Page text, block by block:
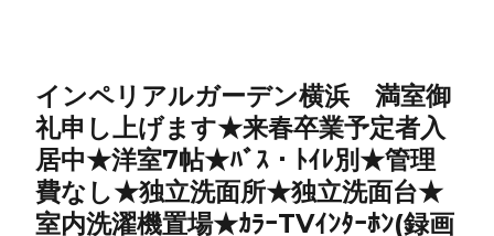
インペリアルガーデン横浜 満室御
礼申し上げます★来春卒業予定者入
居中★洋室7帖★ﾊﾞｽ・ﾄｲﾚ別★管理
費なし★独立洗面所★独立洗面台★
室内洗濯機置場★ｶﾗｰTVｲﾝﾀｰﾎﾝ(録画